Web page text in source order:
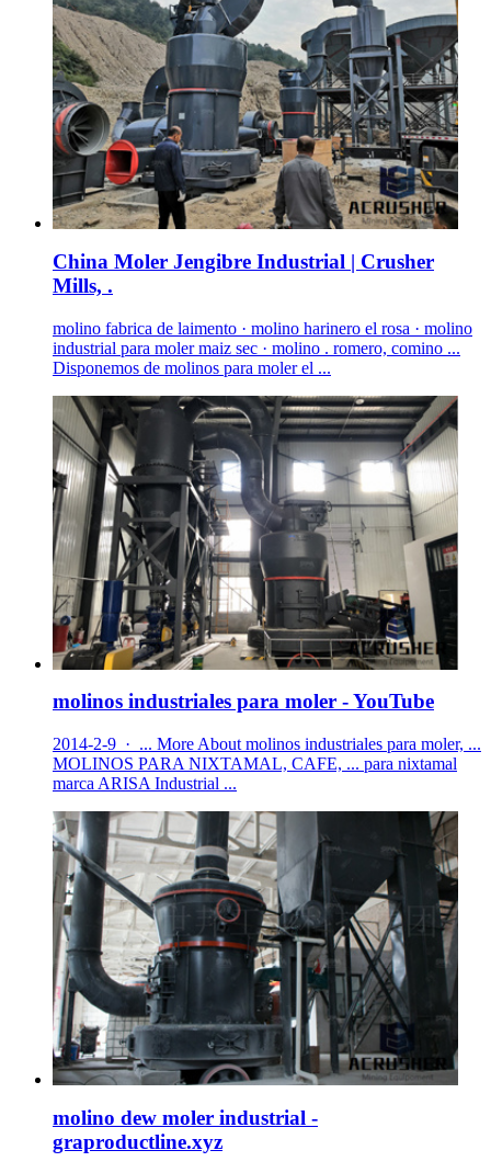
China Moler Jengibre Industrial | Crusher
Mills, .
molino fabrica de laimento · molino harinero el rosa · molino
industrial para moler maiz sec · molino . romero, comino ...
Disponemos de molinos para moler el ...
molinos industriales para moler - YouTube
2014-2-9 · ... More About molinos industriales para moler, ...
MOLINOS PARA NIXTAMAL, CAFE, ... para nixtamal
marca ARISA Industrial ...
molino dew moler industrial -
graproductline.xyz